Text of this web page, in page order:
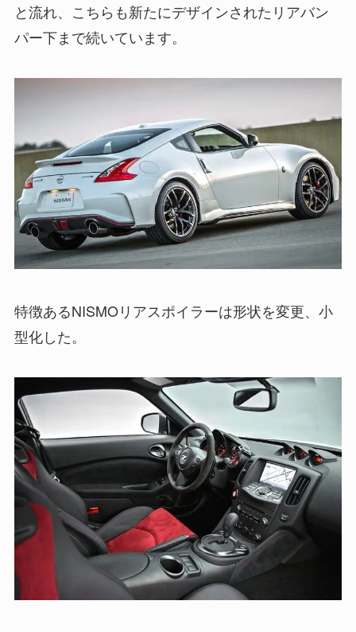
と流れ、こちらも新たにデザインされたリアバン
パー下まで続いています。
特徴あるNISMOリアスポイラーは形状を変更、小
型化した。